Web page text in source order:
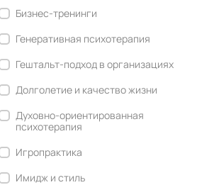
Бизнес-тренинги
Генеративная психотерапия
Гештальт-подход в организациях
Долголетие и качество жизни
Духовно-ориентированная
психотерапия
Игропрактика
Имидж и стиль